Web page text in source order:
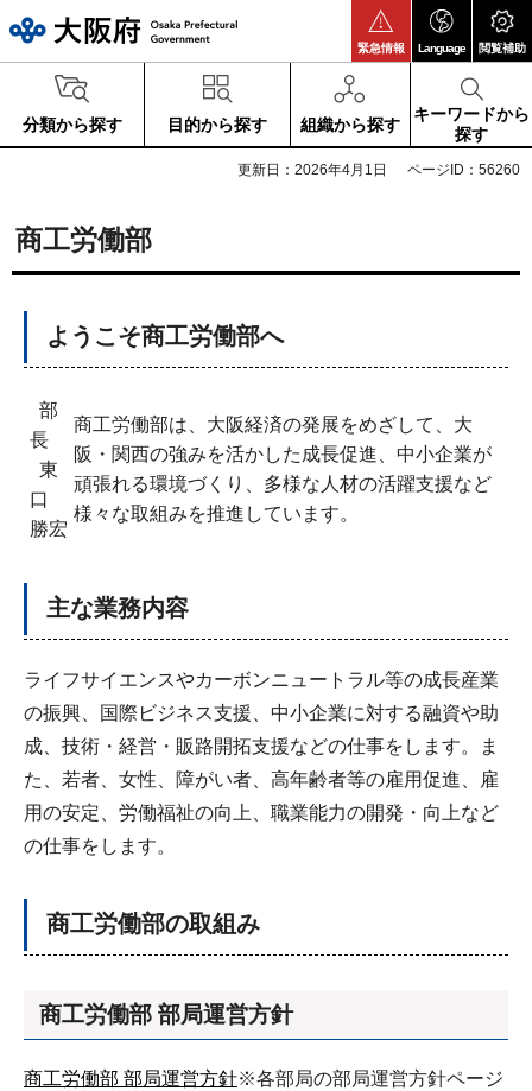
緊急情報 Language 閲覧補助
分類から探す 目的から探す 組織から探す
キーワードから
探す
更新日：2026年4月1日 ページID：56260
商工労働部
ようこそ商工労働部へ
部
長
東
口
勝宏
商工労働部は、大阪経済の発展をめざして、大
阪・関西の強みを活かした成長促進、中小企業が
頑張れる環境づくり、多様な人材の活躍支援など
様々な取組みを推進しています。
主な業務内容
ライフサイエンスやカーボンニュートラル等の成長産業
の振興、国際ビジネス支援、中小企業に対する融資や助
成、技術・経営・販路開拓支援などの仕事をします。ま
た、若者、女性、障がい者、高年齢者等の雇用促進、雇
用の安定、労働福祉の向上、職業能力の開発・向上など
の仕事をします。
商工労働部の取組み
商工労働部 部局運営方針
商工労働部 部局運営方針※各部局の部局運営方針ページ